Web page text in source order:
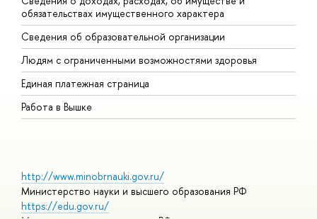
обязательствах имущественного характера
Сведения об образовательной организации
Людям с ограниченными возможностями здоровья
Единая платежная страница
Работа в Вышке
http://www.minobrnauki.gov.ru/
Министерство науки и высшего образования РФ
https://edu.gov.ru/